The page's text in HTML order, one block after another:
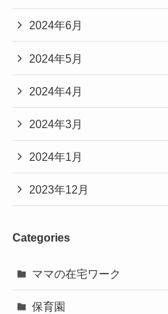
2024年6月
2024年5月
2024年4月
2024年3月
2024年1月
2023年12月
Categories
ママの在宅ワーク
保育園